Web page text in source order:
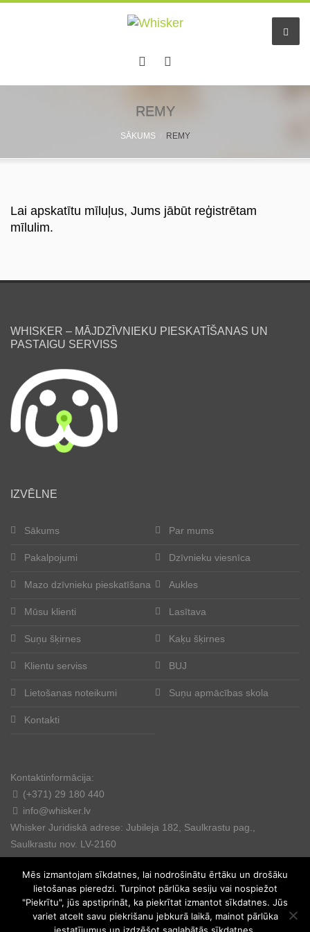
lv
REMY
SĀKUMS REMY
Lai apskatītu mīluļus, Jums jābūt reģistrētam
mīlulim.
WHISKER – MĀJDZĪVNIEKU PIESKATĪŠANAS UN
PASTAIGU SERVISS
IZVĒLNE
Sākums Par mums
Pakalpojumi Dzīvnieku viesnīca
Mazo dzīvnieku pieskatīšana Aukles
Mūsu klienti Lasītava
Suņu šķirnes Kaķu šķirnes
Klientu serviss BUJ
Lietošanas noteikumi Suņu apmācības skola
Kontakti
Kontaktinformācija:
(+371) 29 180 440
info@whisker.lv
Whisker Juridiskā adrese: Jubileja 182, Saulkrastu pag.,
Saulkrastu nov. LV-2160
© 2025. All rights reserved.
Mēs izmantojam sīkdatnes, lai nodrošinātu ērtāku un drošāku
lietošanas pieredzi. Turpinot pārlūka sesiju vai nospiežot
"Piekrītu", jūs apstiprināt, ka piekrītat izmantot sīkdatnes. Jūs
variet atcelt savu piekrišanu jebkurā laikā, mainot pārlūka